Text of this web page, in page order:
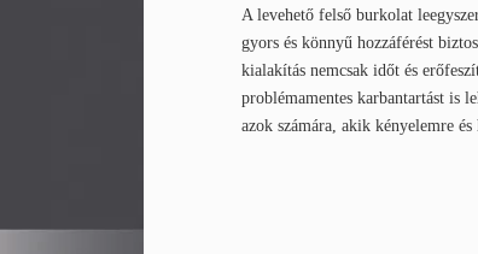
A levehető felső burkolat
gyors és könnyű hozzáférést
kialakítás nemcsak időt és
problémamentes karbantartást is
azok számára, akik kényelemre